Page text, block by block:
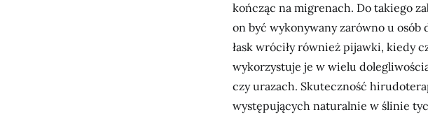
kończąc na migrenach. Do takiego
on być wykonywany zarówno u
łask wróciły również pijawki, kiedy
wykorzystuje je w wielu
czy urazach. Skuteczność
występujących naturalnie w ślinie